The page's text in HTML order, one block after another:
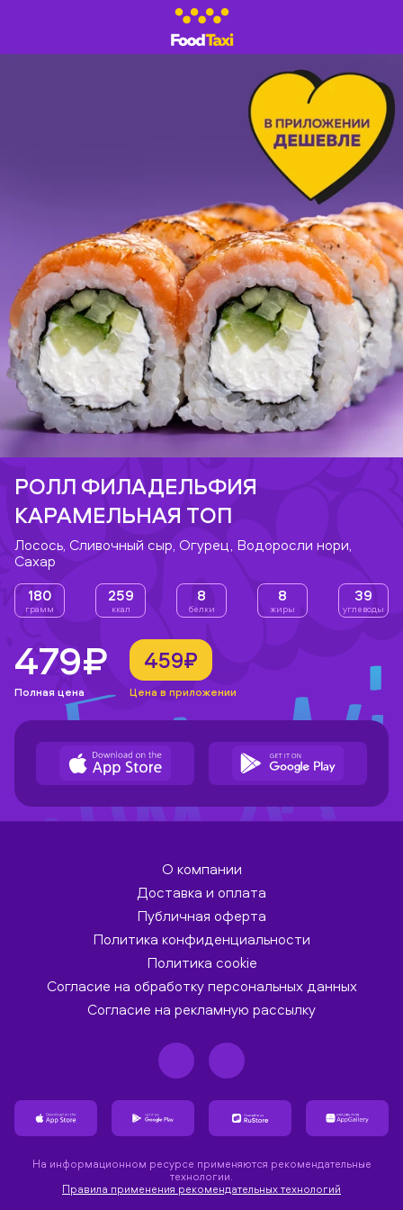
РОЛЛ ФИЛАДЕЛЬФИЯ
КАРАМЕЛЬНАЯ ТОП
Лосось, Сливочный сыр, Огурец, Водоросли нори,
Сахар
180
грамм
259
ккал
8
белки
8
жиры
39
углеводы
479₽
Полная цена
459₽
Цена в приложении
О компании
Доставка и оплата
Публичная оферта
Политика конфиденциальности
Политика cookie
Согласие на обработку персональных данных
Согласие на рекламную рассылку
На информационном ресурсе применяются рекомендательные
технологии.
Правила применения рекомендательных технологий